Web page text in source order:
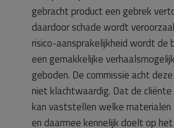
gebracht product een gebrek
daardoor schade wordt
risico-aansprakelijkheid wordt de
een gemakkelijke
geboden. De commissie acht
niet klachtwaardig. Dat de
kan vaststellen welke materialen
en daarmee kennelijk doelt op